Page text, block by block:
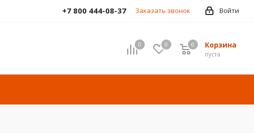
Войти
+7 800 444-08-37 Заказать звонок
0 0 Корзина
пуста
0